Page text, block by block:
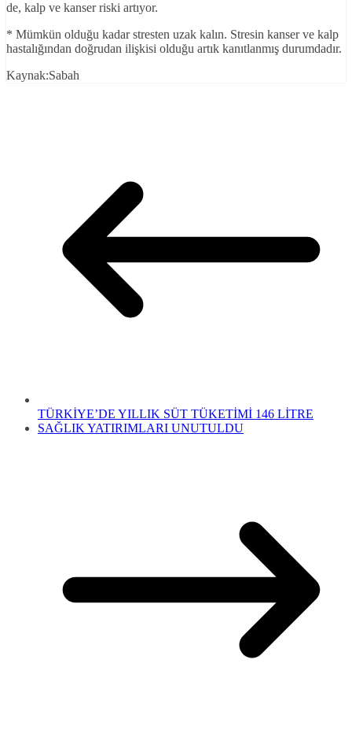
de, kalp ve kanser riski artıyor.
* Mümkün olduğu kadar stresten uzak kalın. Stresin kanser ve kalp
hastalığından doğrudan ilişkisi olduğu artık kanıtlanmış durumdadır.
Kaynak:Sabah
TÜRKİYE’DE YILLIK SÜT TÜKETİMİ 146 LİTRE
SAĞLIK YATIRIMLARI UNUTULDU